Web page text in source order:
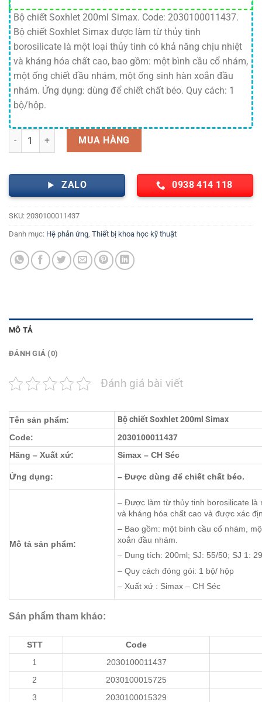
Bộ chiết Soxhlet 200ml Simax. Code: 2030100011437.
Bộ chiết Soxhlet Simax được làm từ thủy tinh
borosilicate là một loại thủy tinh có khả năng chịu nhiệt
và kháng hóa chất cao, bao gồm: một bình cầu cổ nhám,
một ống chiết đầu nhám, một ống sinh hàn xoắn đầu
nhám. Ứng dụng: dùng để chiết chất béo. Quy cách: 1
bộ/hộp.
Bộ chiết Soxhlet 200ml Simax số lượng
MUA HÀNG
ZALO 0938 414 118
SKU: 2030100011437
Danh mục: Hệ phản ứng Thiết bị khoa học kỹ thuật
MÔ TẢ
ĐÁNH GIÁ (0)
Đánh giá bài viết
Tên sản phẩm: Bộ chiết Soxhlet 200ml Simax
Code:
2030100011437
Hãng – Xuất xứ:
Simax – CH Séc
Ứng dụng: – Được dùng để chiết chất béo.
Mô tả sản phẩm:
– Được làm từ thủy tinh borosilicate là
và kháng hóa chất cao và được xác
– Bao gồm: một bình cầu cổ nhám,
xoắn đầu nhám.
– Dung tích: 200ml; SJ: 55/50; SJ 1:
– Quy cách đóng gói: 1 bộ/ hộp
– Xuất xứ : Simax – CH Séc
Sản phẩm tham khảo:
STT
Code
1
2030100011437
2
2030100015725
3
2030100015329